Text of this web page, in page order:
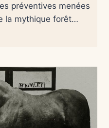
préventives menées
la mythique forêt…